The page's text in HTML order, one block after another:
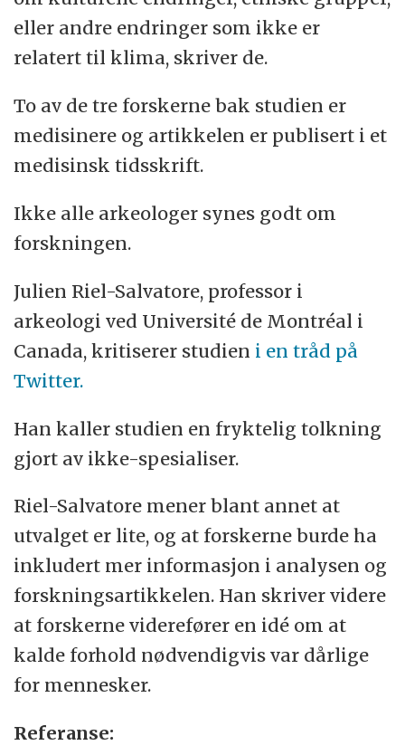
eller andre endringer som ikke er
relatert til klima, skriver de.
To av de tre forskerne bak studien er
medisinere og artikkelen er publisert i et
medisinsk tidsskrift.
Ikke alle arkeologer synes godt om
forskningen.
Julien Riel-Salvatore, professor i
arkeologi ved Université de Montréal i
Canada, kritiserer studien i en tråd på
Twitter.
Han kaller studien en fryktelig tolkning
gjort av ikke-spesialiser.
Riel-Salvatore mener blant annet at
utvalget er lite, og at forskerne burde ha
inkludert mer informasjon i analysen og
forskningsartikkelen. Han skriver videre
at forskerne viderefører en idé om at
kalde forhold nødvendigvis var dårlige
for mennesker.
Referanse: